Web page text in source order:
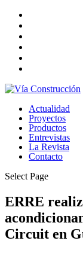
Actualidad
Proyectos
Productos
Entrevistas
La Revista
Contacto
Select Page
ERRE
Circuit en